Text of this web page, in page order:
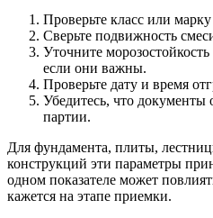
Проверьте класс или марку
Сверьте подвижность
Уточните
если они важны.
Проверьте дату и время
Убедитесь, что документы
партии.
Для фундамента, плиты,
конструкций эти параметры
одном показателе может
кажется на этапе приемки.